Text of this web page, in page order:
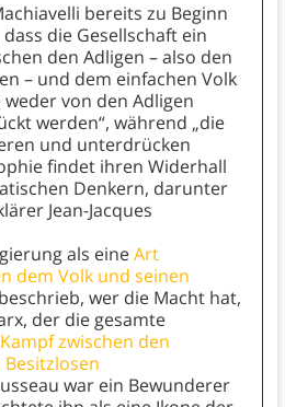
bereits zu Beginn
die Gesellschaft ein
den Adligen – also den
– und dem einfachen Volk
von den Adligen
werden“, während „die
und unterdrücken
findet ihren Widerhall
Denkern, darunter
Jean-Jacques
als eineArt
dem Volk und seinen
wer die Macht hat,
der die gesamte
zwischen den
war ein Bewunderer